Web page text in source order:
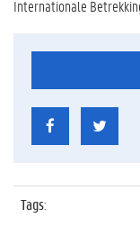
Internationale
Tags: